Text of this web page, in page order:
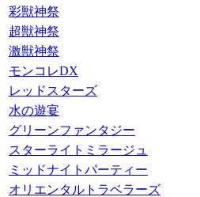
彩獣神祭
超獣神祭
激獣神祭
モンコレDX
レッドスターズ
水の遊宴
グリーンファンタジー
スターライトミラージュ
ミッドナイトパーティー
オリエンタルトラベラーズ